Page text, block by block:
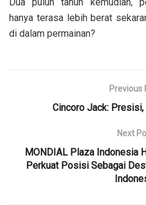
hanya terasa lebih berat
di dalam permainan?
Previous
Cincoro Jack: Presisi,
Next
MONDIAL Plaza Indonesia
Perkuat Posisi Sebagai